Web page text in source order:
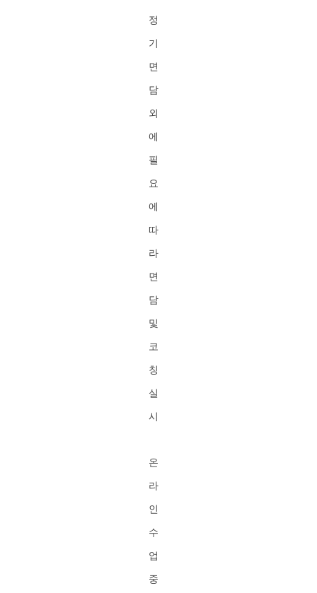
정
기
면
담
외
에
필
요
에
따
라
면
담
및
코
칭
실
시
온
라
인
수
업
중